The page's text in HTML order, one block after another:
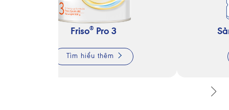
Friso® Pro 3
Tìm hiểu thêm